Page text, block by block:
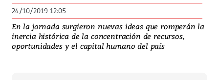
24/10/2019 12:05
En la jornada surgieron nuevas ideas que romperán la
inercia histórica de la concentración de recursos,
oportunidades y el capital humano del país